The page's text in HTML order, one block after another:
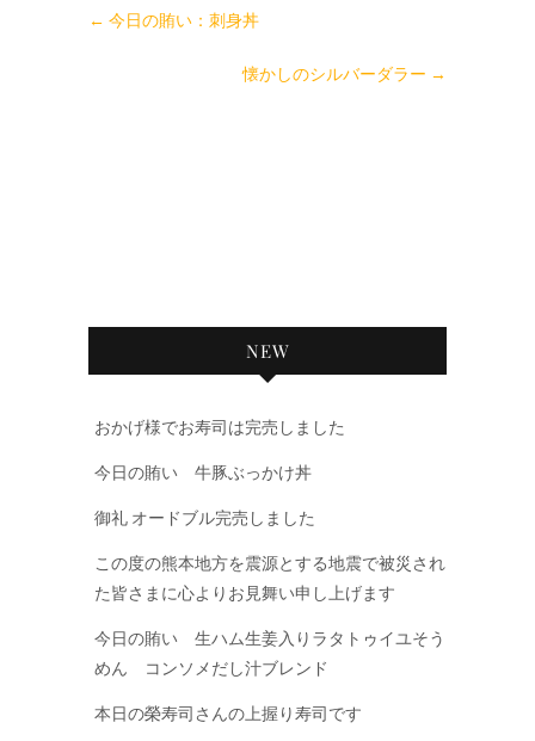
← 今日の賄い：刺身丼
懐かしのシルバーダラー →
NEW
おかげ様でお寿司は完売しました
今日の賄い 牛豚ぶっかけ丼
御礼 オードブル完売しました
この度の熊本地方を震源とする地震で被災され
た皆さまに心よりお見舞い申し上げます
今日の賄い 生ハム生姜入りラタトゥイユそう
めん コンソメだし汁ブレンド
本日の榮寿司さんの上握り寿司です